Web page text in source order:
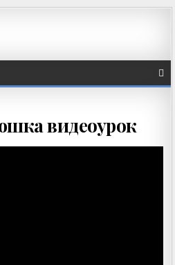
видеоурок